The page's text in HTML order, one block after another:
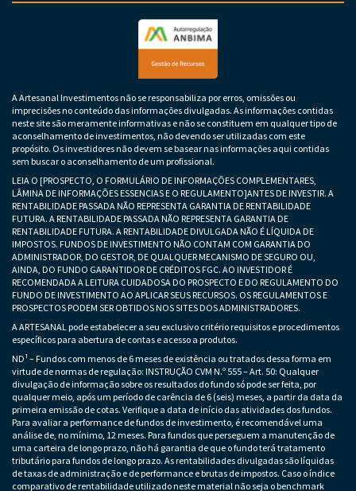
A Artesanal Investimentos não se responsabiliza por erros, omissões ou
imprecisões no conteúdo das informações divulgadas. As informações contidas
neste site são meramente informativas e não se constituem em qualquer tipo de
aconselhamento de investimentos, não devendo ser utilizadas com este
propósito. Os investidores não devem se basear nas informações aqui contidas
sem buscar o aconselhamento de um profissional.
LEIA O [PROSPECTO, O FORMULÁRIO DE INFORMAÇÕES COMPLEMENTARES,
LÂMINA DE INFORMAÇÕES ESSENCIAS E O REGULAMENTO]ANTES DE INVESTIR. A
RENTABILIDADE PASSADA NÃO REPRESENTA GARANTIA DE RENTABILIDADE
FUTURA. A RENTABILIDADE PASSADA NÃO REPRESENTA GARANTIA DE
RENTABILIDADE FUTURA. A RENTABILIDADE DIVULGADA NÃO É LÍQUIDA DE
IMPOSTOS. FUNDOS DE INVESTIMENTO NÃO CONTAM COM GARANTIA DO
ADMINISTRADOR, DO GESTOR, DE QUALQUER MECANISMO DE SEGURO OU,
AINDA, DO FUNDO GARANTIDOR DE CRÉDITOS FGC. AO INVESTIDOR É
RECOMENDADA A LEITURA CUIDADOSA DO PROSPECTO E DO REGULAMENTO DO
FUNDO DE INVESTIMENTO AO APLICAR SEUS RECURSOS. OS REGULAMENTOS E
PROSPECTOS PODEM SER OBTIDOS NOS SITES DOS ADMINISTRADORES.
A ARTESANAL pode estabelecer a seu exclusivo critério requisitos e procedimentos
específicos para abertura de contas e acesso a produtos.
ND¹ – Fundos com menos de 6 meses de existência ou tratados dessa forma em
virtude de normas de regulação: INSTRUÇÃO CVM N.º 555 – Art. 50: Qualquer
divulgação de informação sobre os resultados do fundo só pode ser feita, por
qualquer meio, após um período de carência de 6 (seis) meses, a partir da data da
primeira emissão de cotas. Verifique a data de início das atividades dos fundos.
Para avaliar a performance de fundos de investimento, é recomendável uma
análise de, no mínimo, 12 meses. Para fundos que perseguem a manutenção de
uma carteira de longo prazo, não há garantia de que o fundo terá tratamento
tributário para fundos de longo prazo. As rentabilidades divulgadas são líquidas
de taxas de administração e de performance e brutas de impostos. Caso o índice
comparativo de rentabilidade utilizado neste material não seja o benchmark